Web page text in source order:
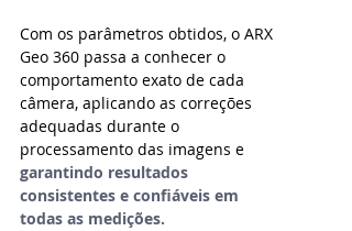
Com os parâmetros obtidos, o ARX
Geo 360 passa a conhecer o
comportamento exato de cada
câmera, aplicando as correções
adequadas durante o
processamento das imagens e
garantindo resultados
consistentes e confiáveis em
todas as medições.